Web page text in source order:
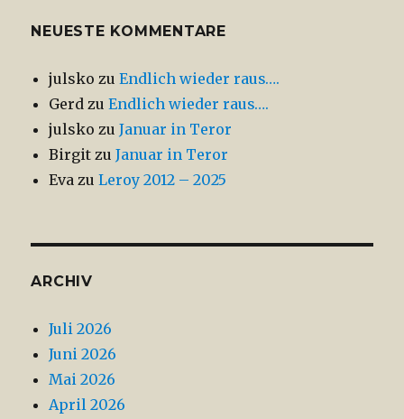
NEUESTE KOMMENTARE
julsko zuEndlich wieder raus….
Gerd zuEndlich wieder raus….
julsko zuJanuar in Teror
Birgit zuJanuar in Teror
Eva zuLeroy 2012 – 2025
ARCHIV
Juli 2026
Juni 2026
Mai 2026
April 2026